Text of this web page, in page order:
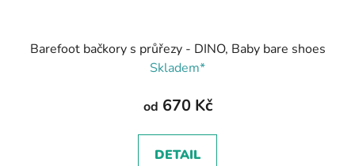
Barefoot bačkory s průřezy - DINO, Baby bare shoes
Skladem*
od 670 Kč
DETAIL